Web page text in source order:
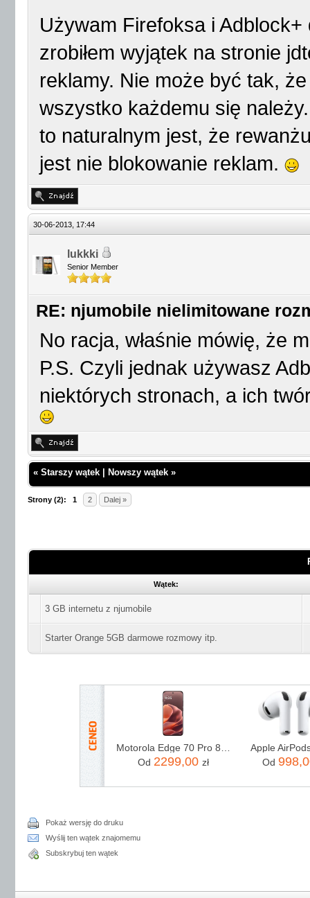
Używam Firefoksa i
zrobiłem wyjątek na stronie
reklamy. Nie może być tak,
wszystko każdemu się
to naturalnym jest, że
jest nie blokowanie reklam.
30-06-2013, 17:44
lukkki
Senior Member
RE: njumobile nielimitowane
No racja, właśnie mówię, że
P.S. Czyli jednak używasz
niektórych stronach, a ich
« Starszy wątek Nowszy wątek »
Strony (2): 1 2 Dalej »
Wątek:
3 GB internetu z njumobile
Starter Orange 5GB darmowe rozmowy itp.
Od 2299,00 zł
Apple
Od
Pokaż wersję do druku
Wyślij ten wątek znajomemu
Subskrybuj ten wątek